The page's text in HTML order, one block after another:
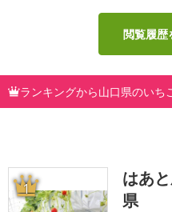
閲覧履歴
ランキングから山口県のいち
1
はあ
県